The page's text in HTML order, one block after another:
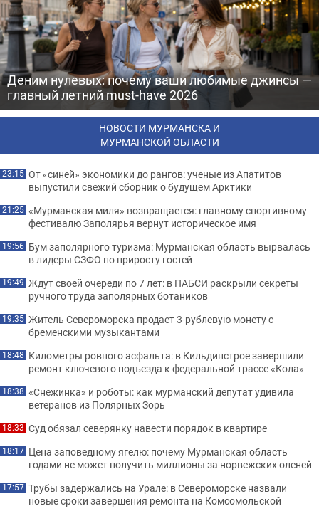
Деним нулевых: почему ваши любимые джинсы —
главный летний must-have 2026
НОВОСТИ МУРМАНСКА И
МУРМАНСКОЙ ОБЛАСТИ
23:15 От «синей» экономики до рангов: ученые из Апатитов
выпустили свежий сборник о будущем Арктики
21:25 «Мурманская миля» возвращается: главному спортивному
фестивалю Заполярья вернут историческое имя
19:56 Бум заполярного туризма: Мурманская область вырвалась
в лидеры СЗФО по приросту гостей
19:49 Ждут своей очереди по 7 лет: в ПАБСИ раскрыли секреты
ручного труда заполярных ботаников
19:35 Житель Североморска продает 3-рублевую монету с
бременскими музыкантами
18:48 Километры ровного асфальта: в Кильдинстрое завершили
ремонт ключевого подъезда к федеральной трассе «Кола»
18:38 «Снежинка» и роботы: как мурманский депутат удивила
ветеранов из Полярных Зорь
18:33 Суд обязал северянку навести порядок в квартире
18:17 Цена заповедному ягелю: почему Мурманская область
годами не может получить миллионы за норвежских оленей
17:57 Трубы задержались на Урале: в Североморске назвали
новые сроки завершения ремонта на Комсомольской